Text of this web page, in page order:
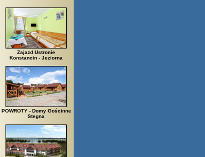
Zajazd Ustronie
Konstancin - Jeziorna
POWROTY - Domy Gościnne
Stegna